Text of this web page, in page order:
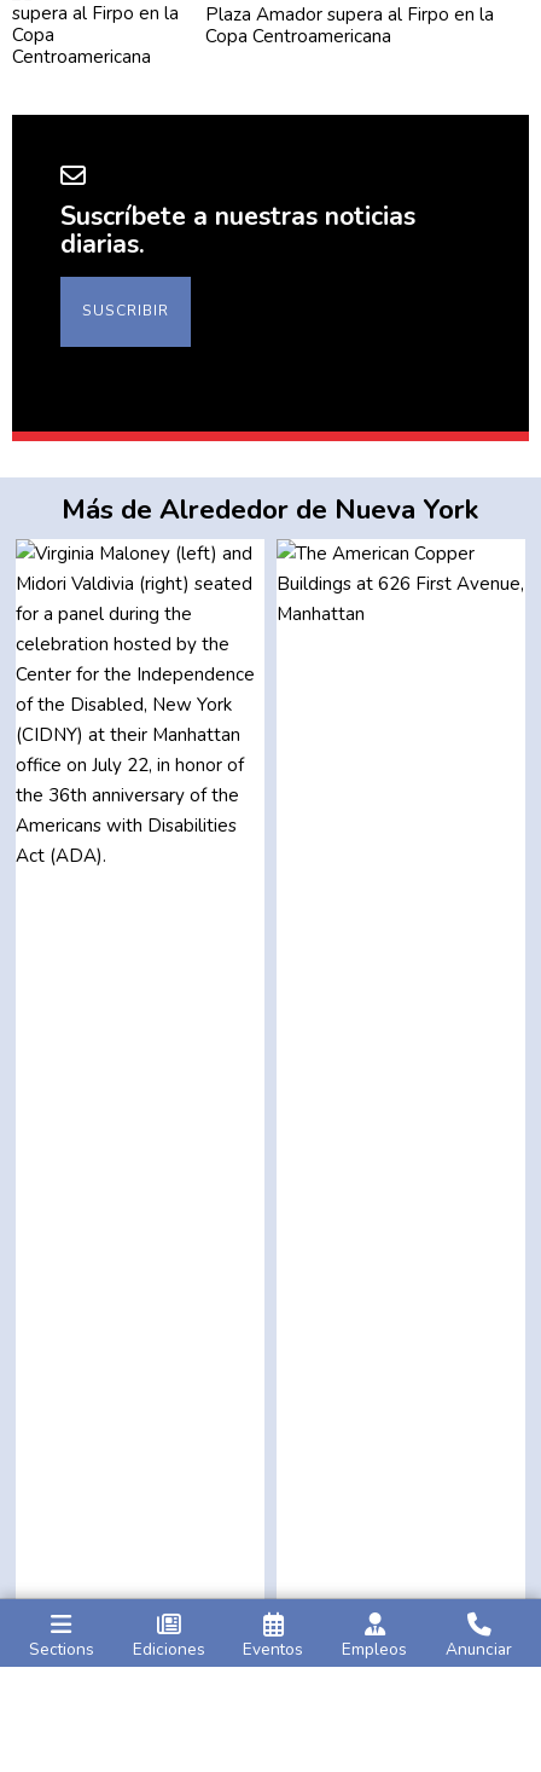
Plaza Amador supera al Firpo en la
CopaCentroamericana
Suscríbete a nuestras noticias
diarias.
SUSCRIBIR
Más de Alrededor de Nueva York
Sections Ediciones Eventos Empleos Anunciar